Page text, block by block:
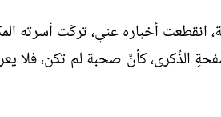
انقطعت أخباره عني، تركَت أسرته
الذِّكرى، كأنَّ صحبة لم تكن، فلا